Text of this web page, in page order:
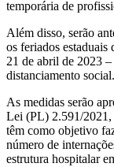
temporária de
Além disso, serão
os feriados
21 de abril de 2023
distanciamento social.
As medidas serão
Lei (PL) 2.591/2021,
têm como objetivo
número de
estrutura hospitalar